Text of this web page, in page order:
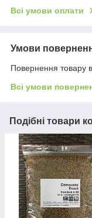
Всі умови оплати
Умови
Повернення товару
Всі умови
Подібні товари